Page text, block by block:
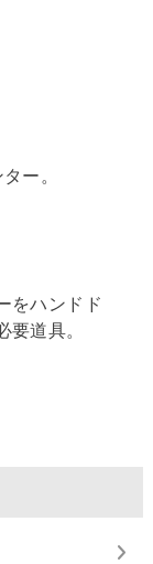
ー。
をハンドド
要道具。